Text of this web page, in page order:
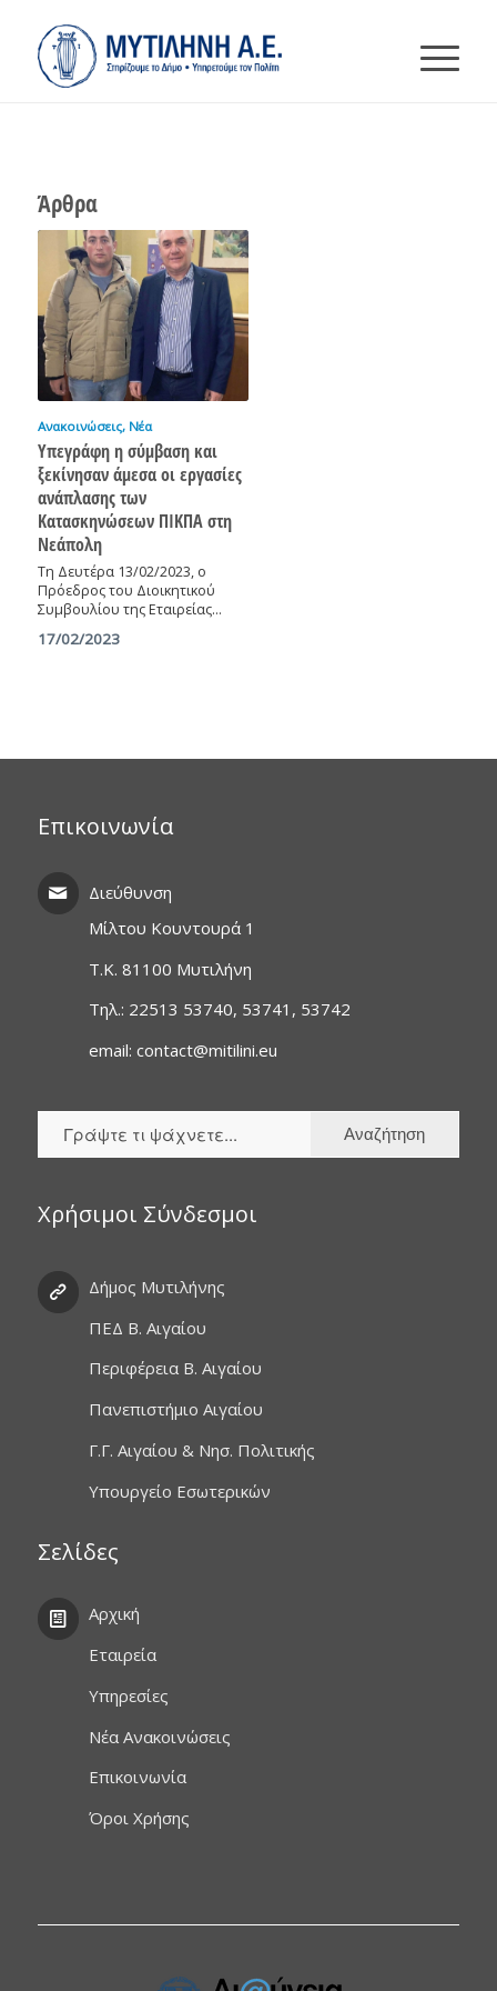
Άρθρα
Ανακοινώσεις, Νέα
Υπεγράφη η σύμβαση και
ξεκίνησαν άμεσα οι εργασίες
ανάπλασης των
Κατασκηνώσεων ΠΙΚΠΑ στη
Νεάπολη
Τη Δευτέρα 13/02/2023, ο
Πρόεδρος του Διοικητικού
Συμβουλίου της Εταιρείας…
17/02/2023
Επικοινωνία
Διεύθυνση
Μίλτου Κουντουρά 1
T.K. 81100 Μυτιλήνη
Τηλ.: 22513 53740, 53741, 53742
email: contact@mitilini.eu
Χρήσιμοι Σύνδεσμοι
Δήμος Μυτιλήνης
ΠΕΔ Β. Αιγαίου
Περιφέρεια Β. Αιγαίου
Πανεπιστήμιο Αιγαίου
Γ.Γ. Αιγαίου & Νησ. Πολιτικής
Υπουργείο Εσωτερικών
Σελίδες
Αρχική
Εταιρεία
Υπηρεσίες
Νέα Ανακοινώσεις
Επικοινωνία
Όροι Χρήσης